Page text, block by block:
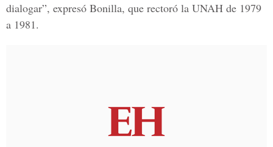
dialogar”, expresó Bonilla, que rectoró la UNAH de 1979
a 1981.